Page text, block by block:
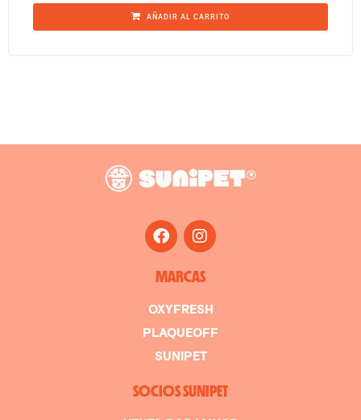
AÑADIR AL CARRITO
MARCAS
OXYFRESH
PLAQUEOFF
SUNIPET
SOCIOS SUNIPET